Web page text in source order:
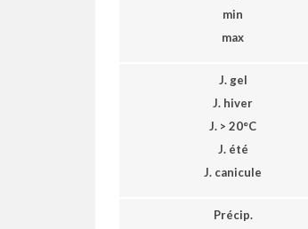
min
max
J. gel
J. hiver
J. > 20°C
J. été
J. canicule
Précip.